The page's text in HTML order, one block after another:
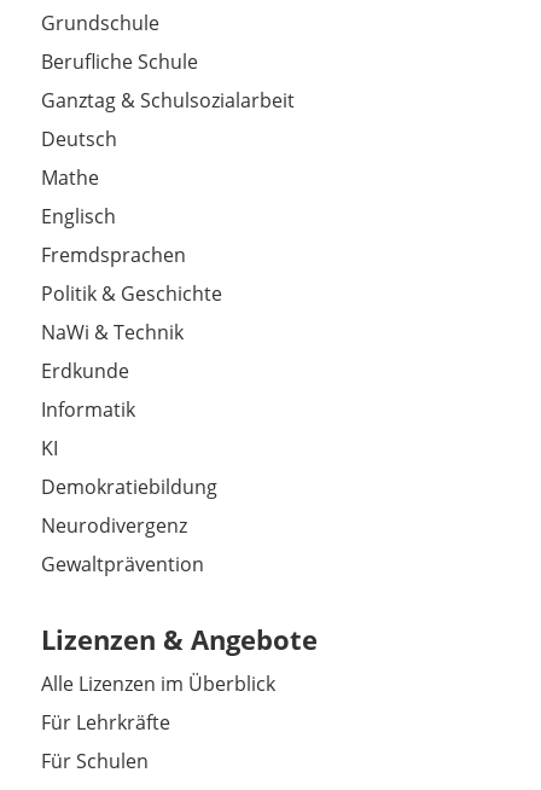
Grundschule
Berufliche Schule
Ganztag & Schulsozialarbeit
Deutsch
Mathe
Englisch
Fremdsprachen
Politik & Geschichte
NaWi & Technik
Erdkunde
Informatik
KI
Demokratiebildung
Neurodivergenz
Gewaltprävention
Lizenzen & Angebote
Alle Lizenzen im Überblick
Für Lehrkräfte
Für Schulen